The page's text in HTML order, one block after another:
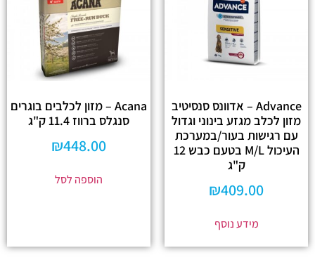
Advance – אדוונס סנסיטיב
מזון לכלב מגזע בינוני וגדול
עם רגישות בעור/במערכת
העיכול M/L בטעם כבש 12
ק"ג
₪409.00
מידע נוסף
Acana – מזון לכלבים בוגרים
סנגלס ברווז 11.4 ק"ג
₪448.00
הוספה לסל